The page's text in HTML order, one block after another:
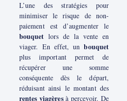
L’une des stratégies pour
minimiser le risque de non-
paiement est d’augmenter le
bouquet lors de la vente en
viager. En effet, unbouquet
plus important permet de
récupérer une somme
conséquente dès le départ,
réduisant ainsi le montant des
rentes viagèresà percevoir. De